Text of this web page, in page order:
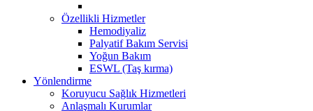
Özellikli Hizmetler
Hemodiyaliz
Palyatif Bakım Servisi
Yoğun Bakım
ESWL (Taş kırma)
Yönlendirme
Koruyucu Sağlık Hizmetleri
Anlaşmalı Kurumlar